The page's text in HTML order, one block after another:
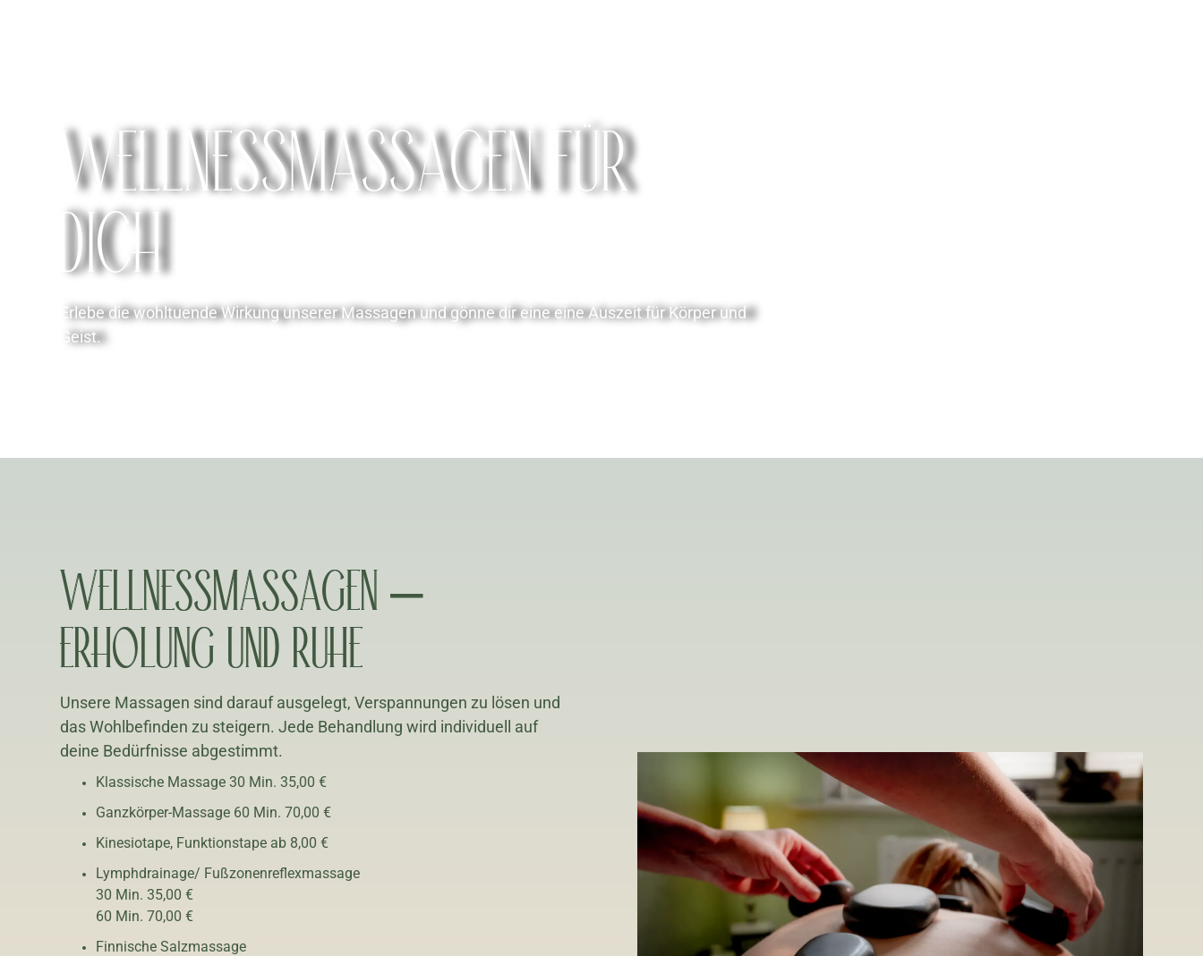
WELLNESSMASSAGEN FÜR
DICH
Erlebe die wohltuende Wirkung unserer Massagen und gönne dir eine eine Auszeit für Körper und
Geist.
WELLNESSMASSAGEN –
ERHOLUNG UND RUHE
Unsere Massagen sind darauf ausgelegt, Verspannungen zu lösen und
das Wohlbefinden zu steigern. Jede Behandlung wird individuell auf
deine Bedürfnisse abgestimmt.
Klassische Massage 30 Min. 35,00 €
Ganzkörper-Massage 60 Min. 70,00 €
Kinesiotape, Funktionstape ab 8,00 €
Lymphdrainage/ Fußzonenreflexmassage
30 Min. 35,00 €
60 Min. 70,00 €
Finnische Salzmassage